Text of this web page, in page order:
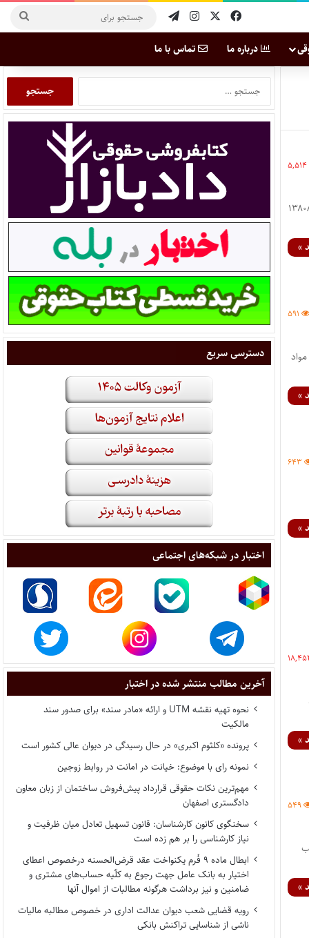
درباره ما تماس با ما
۵,۵۱۴
تجارت نظامنامه ماده ۱۹ تجارت مصوب ۱۳۸۰/۱۱/۱۹
»
۵۹۱
»
۶۴۳
»
»
۵۴۹
۹۸ در شعب
»
دسترسی سریع
اختبار در شبکه‌های اجتماعی
آخرین مطالب منتشر شده در اختبار
نحوه تهیه نقشه UTM و ارائه «مادر سند» برای صدور سند
مالکیت
پرونده «کلثوم اکبری» در حال رسیدگی در دیوان عالی کشور است
نمونه رای با موضوع: خیانت در امانت در روابط زوجین
مهم‌ترین نکات حقوقی قرارداد پیش‌فروش ساختمان از زبان معاون
دادگستری اصفهان
سخنگوی کانون کارشناسان: قانون تسهیل تعادل میان ظرفیت و
نیاز کارشناسی را بر هم زده است
ابطال ماده ۹ فُرم یکنواخت عقد قرض‌الحسنه درخصوص اعطای
اختیار به بانک عامل جهت رجوع به کلّیه حساب‌های مشتری و
ضامنین و نیز برداشت هرگونه مطالبات از اموال آنها
رویه قضایی شعب دیوان عدالت اداری در خصوص مطالبه مالیات
ناشی از شناسایی تراکنش بانکی